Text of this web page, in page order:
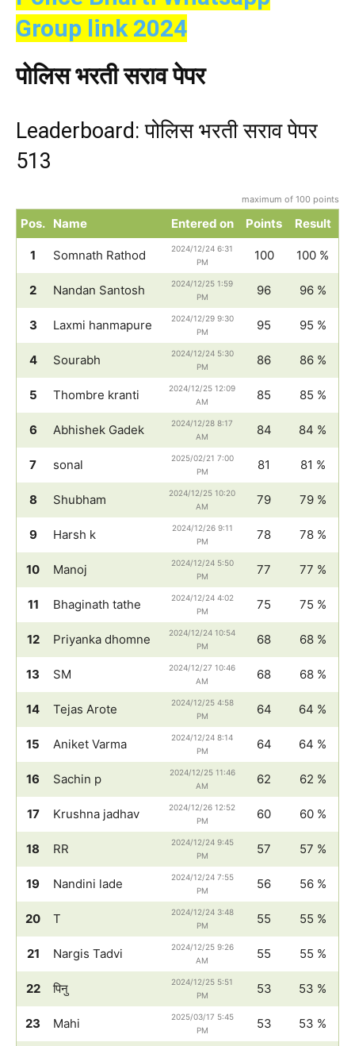
Group link 2024
पोलिस भरती सराव पेपर
Leaderboard: पोलिस भरती सराव पेपर
513
maximum of 100 points
Pos. Name Entered on Points Result
1 Somnath Rathod
2024/12/24 6:31
PM
100 100 %
2 Nandan Santosh
2024/12/25 1:59
PM
96 96 %
3 Laxmi hanmapure
2024/12/29 9:30
PM
95 95 %
4 Sourabh
2024/12/24 5:30
PM
86 86 %
5 Thombre kranti
2024/12/25 12:09
AM
85 85 %
6 Abhishek Gadek
2024/12/28 8:17
AM
84 84 %
7 sonal
2025/02/21 7:00
PM
81 81 %
8 Shubham
2024/12/25 10:20
AM
79 79 %
9 Harsh k
2024/12/26 9:11
PM
78 78 %
10 Manoj
2024/12/24 5:50
PM
77 77 %
11 Bhaginath tathe
2024/12/24 4:02
PM
75 75 %
12 Priyanka dhomne
2024/12/24 10:54
PM
68 68 %
13 SM
2024/12/27 10:46
AM
68 68 %
14 Tejas Arote
2024/12/25 4:58
PM
64 64 %
15 Aniket Varma
2024/12/24 8:14
PM
64 64 %
16 Sachin p
2024/12/25 11:46
AM
62 62 %
17 Krushna jadhav
2024/12/26 12:52
PM
60 60 %
18 RR
2024/12/24 9:45
PM
57 57 %
19 Nandini lade
2024/12/24 7:55
PM
56 56 %
20 T
2024/12/24 3:48
PM
55 55 %
21 Nargis Tadvi
2024/12/25 9:26
AM
55 55 %
22 पिनु
2024/12/25 5:51
PM
53 53 %
23 Mahi
2025/03/17 5:45
PM
53 53 %